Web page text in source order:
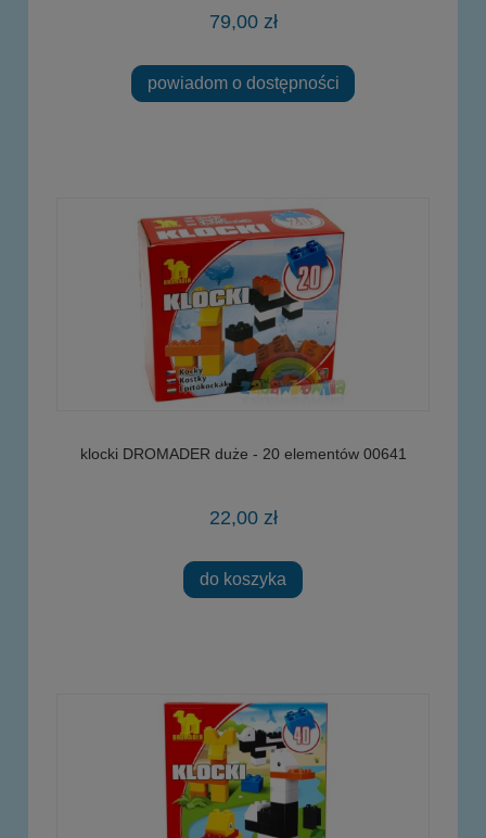
79,00 zł
powiadom o dostępności
klocki DROMADER duże - 20 elementów 00641
22,00 zł
do koszyka